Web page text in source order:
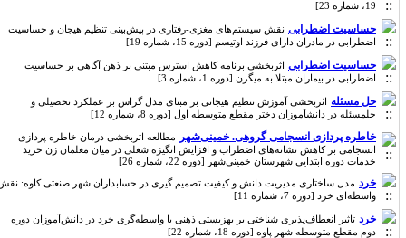
19، شماره 23]
حساسیت اضطرابی نقش سیستم‌های مغزی-رفتاری در پیش‌بینی تنظیم هیجان و حساسیت
اضطرابی در مادران دارای فرزند اوتیسم [دوره 15، شماره 19]
حساسیت اضطرابی اثربخشی برنامه کاهش استرس مبتنی بر ذهن آگاهی بر حساسیت
اضطرابی در بیماران مبتلا به میگرن [دوره 1، شماره 3]
حل مسئله اثربخشی آموزش تنظیم هیجانی بر مبنای مدل گراس بر عملکرد تحصیلی و
حلمسئله در دانشآموزان دختر مقطع متوسطه اول [دوره 8، شماره 12]
خاطره پردازی انسجامی گروهی. خمینی‌شهر مطالعه اثربخشی درمان خاطره پردازی
انسجامی بر کاهش نشانه‌های اضطراب و افزایش انگیزه شغلی در میان معلمان زن خرید
خدمات دوره ابتدایی شهرستان خمینی‌شهر [دوره 22، شماره 26]
خرد مدل ساختاری مدیریت دانش و کیفیت تصمیم گیری در حسابداران شهر صنعتی کاوه: نقش
واسطه‌ای خرد [دوره 7، شماره 11]
خرد تاثیر انعطاف‌پذیری شناختی بر بهزیستی ذهنی با واسطه‌گری خرد در دانش‌آموزان دوره
دوم مقطع متوسطه شهر پاوه [دوره 18، شماره 22]